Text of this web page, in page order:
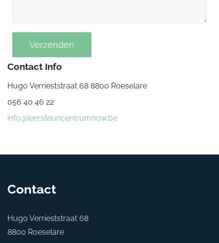
Contact Info
Hugo Verrieststraat 68 8800 Roeselare
056 40 46 22
info@leersteuncentrumnow.be
Contact
Hugo Verrieststraat 68
8800 Roeselare